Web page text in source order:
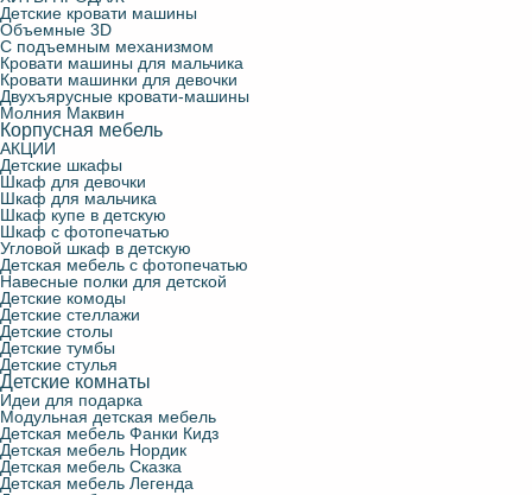
Детские кровати машины
Объемные 3D
С подъемным механизмом
Кровати машины для мальчика
Кровати машинки для девочки
Двухъярусные кровати-машины
Молния Маквин
Корпусная мебель
АКЦИИ
Детские шкафы
Шкаф для девочки
Шкаф для мальчика
Шкаф купе в детскую
Шкаф с фотопечатью
Угловой шкаф в детскую
Детская мебель с фотопечатью
Навесные полки для детской
Детские комоды
Детские стеллажи
Детские столы
Детские тумбы
Детские стулья
Детские комнаты
Идеи для подарка
Модульная детская мебель
Детская мебель Фанки Кидз
Детская мебель Нордик
Детская мебель Сказка
Детская мебель Легенда